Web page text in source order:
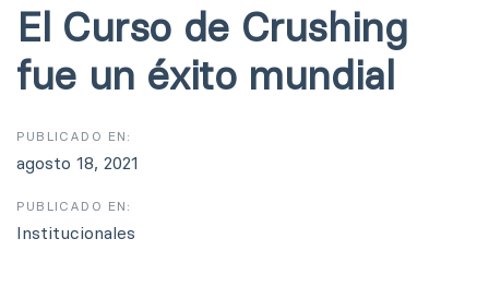
El Curso de Crushing
fue un éxito mundial
PUBLICADO EN:
agosto 18, 2021
PUBLICADO EN:
Institucionales